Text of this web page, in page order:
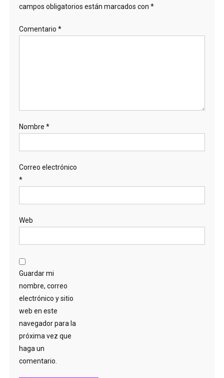
campos obligatorios están marcados con *
Comentario *
Nombre *
Correo electrónico
*
Web
Guardar mi
nombre, correo
electrónico y sitio
web en este
navegador para la
próxima vez que
haga un
comentario.